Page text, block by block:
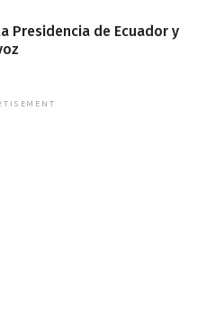
Presidencia de Ecuador y